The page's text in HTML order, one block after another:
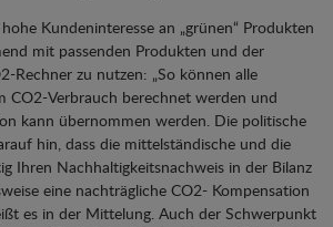
Kundeninteresse an „grünen“ Produkten
mit passenden Produkten und der
Rechner zu nutzen: „So können alle
CO2-Verbrauch berechnet werden und
kann übernommen werden. Die politische
hin, dass die mittelständische und die
Ihren Nachhaltigkeitsnachweis in der Bilanz
eine nachträgliche CO2- Kompensation
es in der Mittelung. Auch der Schwerpunkt